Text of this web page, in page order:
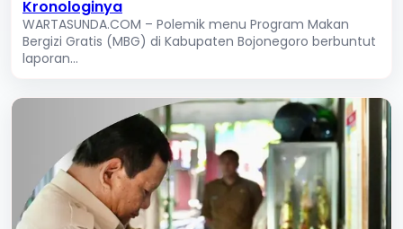
Kronologinya
WARTASUNDA.COM – Polemik menu Program Makan
Bergizi Gratis (MBG) di Kabupaten Bojonegoro berbuntut
laporan...